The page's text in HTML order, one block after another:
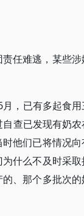
任难逃，某些
，已有多起食
查已发现有奶
他们已将情况
什么不及时采
、那个多批次